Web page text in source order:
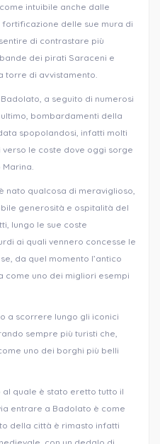
intuibile anche dalle
delle sue mura di
di contrastare più
dei pirati Saraceni e
torre di avvistamento.
a seguito di numerosi
bombardamenti della
spopolandosi, infatti molti
le coste dove oggi sorge
nato qualcosa di meraviglioso,
generosità e ospitalità del
lungo le sue coste
ai quali vennero concesse le
da quel momento l’antico
come uno dei migliori esempi
a scorrere lungo gli iconici
sempre più turisti che,
uno dei borghi più belli
quale è stato eretto tutto il
entrare a Badolato è come
della città è rimasto infatti